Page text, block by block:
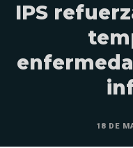
IPS
18 DE